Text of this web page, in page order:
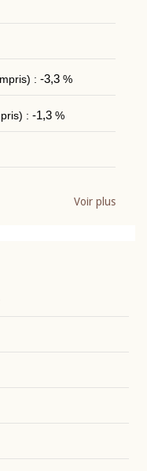
: -3,3%
: -1,3%
Voir plus